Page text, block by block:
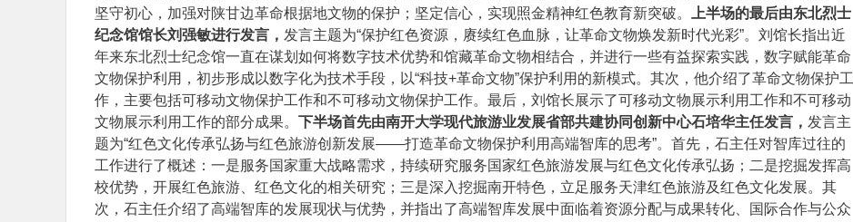
坚守初心，加强对陕甘边革命根据地文物的保护；坚定信心，实现照金精神红色教育新突破。
上半场的最后由东北烈士
纪念馆馆长刘强敏进行发言， 发言主题为“保护红色资源，赓续红色血脉，让革命文物焕发新时代光彩”。刘馆长指出近
年来东北烈士纪念馆一直在谋划如何将数字技术优势和馆藏革命文物相结合，并进行一些有益探索实践，数字赋能革命
文物保护利用，初步形成以数字化为技术手段，以“科技+革命文物”保护利用的新模式。其次，他介绍了革命文物保护工
作，主要包括可移动文物保护工作和不可移动文物保护工作。最后，刘馆长展示了可移动文物展示利用工作和不可移动
文物展示利用工作的部分成果。 下半场首先由南开大学现代旅游业发展省部共建协同创新中心石培华主任发言， 发言主
题为“红色文化传承弘扬与红色旅游创新发展——打造革命文物保护利用高端智库的思考”。首先，石主任对智库过往的
工作进行了概述：一是服务国家重大战略需求，持续研究服务国家红色旅游发展与红色文化传承弘扬；二是挖掘发挥高
校优势，开展红色旅游、红色文化的相关研究；三是深入挖掘南开特色，立足服务天津红色旅游及红色文化发展。其
次，石主任介绍了高端智库的发展现状与优势，并指出了高端智库发展中面临着资源分配与成果转化、国际合作与公众